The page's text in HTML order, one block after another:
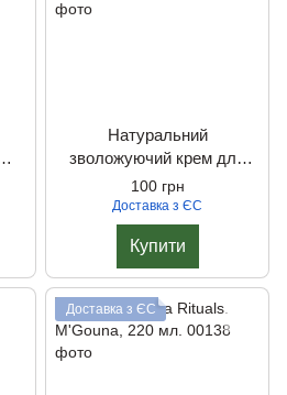
Натуральний
зволожуючий крем для
тіла Rituals. The Ritual of
Namaste, 220 мл.
100 грн
Доставка з ЄС
Купити
Доставка з ЄС